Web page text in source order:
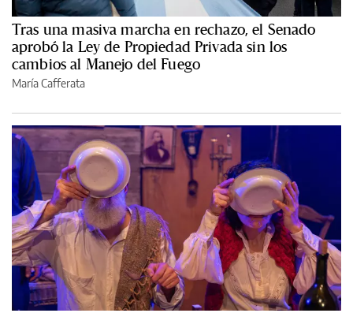
Tras una masiva marcha en rechazo, el Senado
aprobó la Ley de Propiedad Privada sin los
cambios al Manejo del Fuego
María Cafferata